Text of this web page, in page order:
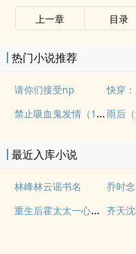
上一章 目录
热门小说推荐
请你们接受np
禁止吸血鬼发情（1v1姐狗高H）雨后（
最近入库小说
林峰林云谣书名 乔时
重生后霍太太一心求离婚 齐天